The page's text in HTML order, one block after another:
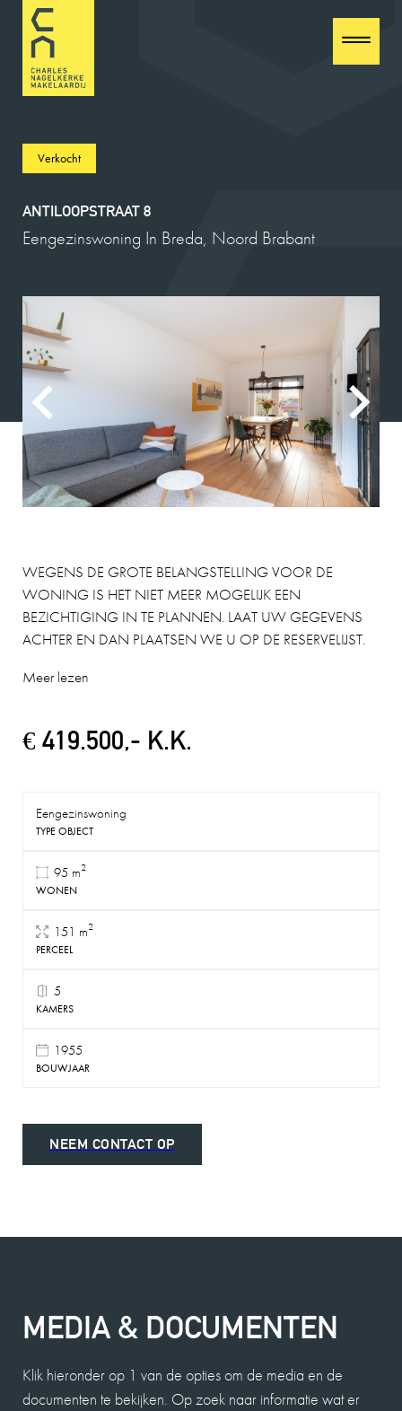
ANTILOOPSTRAAT 8
Eengezinswoning In Breda, Noord Brabant
Verkocht
WEGENS DE GROTE BELANGSTELLING VOOR DE
WONING IS HET NIET MEER MOGELIJK EEN
BEZICHTIGING IN TE PLANNEN. LAAT UW GEGEVENS
ACHTER EN DAN PLAATSEN WE U OP DE RESERVELIJST.
Meer lezen
€ 419.500,- K.K.
Eengezinswoning
TYPE OBJECT
95 m2
WONEN
151 m2
PERCEEL
5
KAMERS
1955
BOUWJAAR
NEEM CONTACT OP
MEDIA & DOCUMENTEN
Klik hieronder op 1 van de opties om de media en de
documenten te bekijken. Op zoek naar informatie wat er